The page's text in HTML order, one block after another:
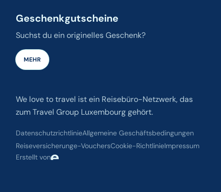
Geschenkgutscheine
Suchst du ein originelles Geschenk?
MEHR
We love to travel ist ein Reisebüro-Netzwerk, das
zum Travel Group Luxembourg gehört.
DatenschutzrichtlinieAllgemeine Geschäftsbedingungen
Reiseversicherunge-VouchersCookie-RichtlinieImpressum
Erstellt von